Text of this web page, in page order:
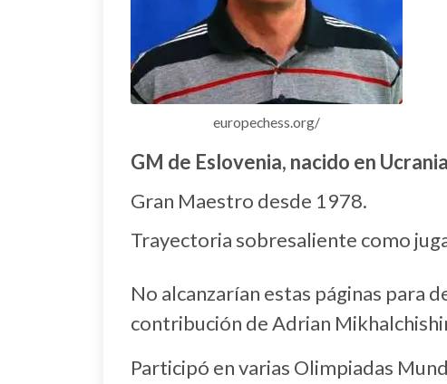
europechess.org/
GM de Eslovenia, nacido en
Gran Maestro desde 1978.
Trayectoria sobresaliente como
No alcanzarían estas páginas para
contribución de Adrian
Participó en varias Olimpiadas